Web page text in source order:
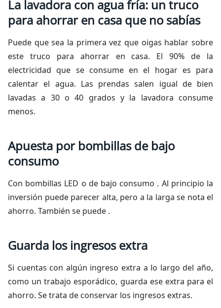
La lavadora con agua fría: un truco
para ahorrar en casa que no sabías
Puede que sea la primera vez que oigas hablar sobre
este truco para ahorrar en casa. El 90% de la
electricidad que se consume en el hogar es para
calentar el agua. Las prendas salen igual de bien
lavadas a 30 o 40 grados y la lavadora consume
menos.
Apuesta por bombillas de bajo
consumo
Con bombillas LED o de bajo consumo . Al principio la
inversión puede parecer alta, pero a la larga se nota el
ahorro. También se puede .
Guarda los ingresos extra
Si cuentas con algún ingreso extra a lo largo del año,
como un trabajo esporádico, guarda ese extra para el
ahorro. Se trata de conservar los ingresos extras.